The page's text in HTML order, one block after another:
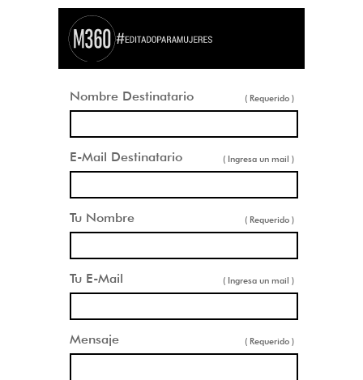
Nombre Destinatario ( Requerido )
E-Mail Destinatario ( Ingresa un mail )
Tu Nombre ( Requerido )
Tu E-Mail ( Ingresa un mail )
Mensaje ( Requerido )